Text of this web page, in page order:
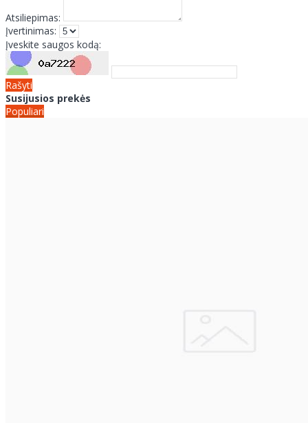
Atsiliepimas:
Įvertinimas:
Įveskite saugos kodą:
Rašyti
Susijusios prekės
Populiari